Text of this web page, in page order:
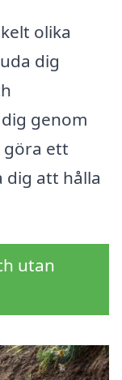
olika
dig
genom
göra ett
dig att hålla
utan